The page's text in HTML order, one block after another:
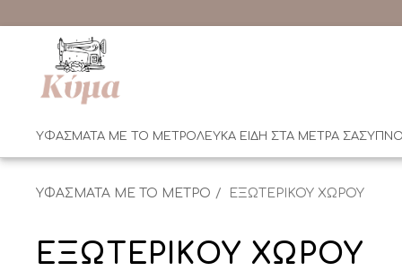
ΥΦΑΣΜΑΤΑ ΜΕ ΤΟ ΜΕΤΡΟΛΕΥΚΑ ΕΙΔΗ ΣΤΑ ΜΕΤΡΑ ΣΑΣ
ΥΦΑΣΜΑΤΑ ΜΕ ΤΟ ΜΕΤΡΟ ΕΞΩΤΕΡΙΚΟΥ ΧΩΡΟΥ
ΕΞΩΤΕΡΙΚΟΥ ΧΩΡΟΥ